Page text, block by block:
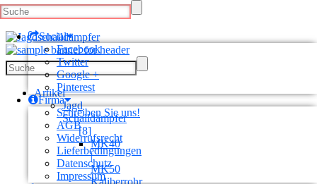
Social
Facebook
Twitter
Google +
Pinterest
Firma
Schreiben Sie uns!
AGB
Widerrufsrecht
Lieferbedingungen
Datenschutz
Impressum
Artikel
Jagd
Schalldämpfer
[8]
MK40
|
MK50
Kaliberrohr